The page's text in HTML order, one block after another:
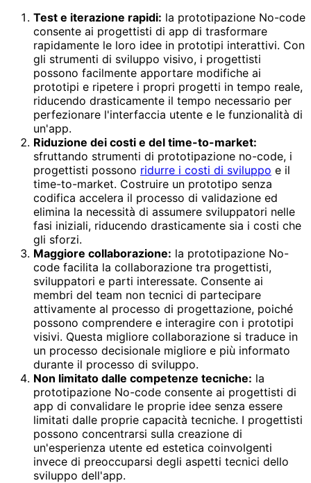
Test e iterazione rapidi: la prototipazione No-code
consente ai progettisti di app di trasformare
rapidamente le loro idee in prototipi interattivi. Con
gli strumenti di sviluppo visivo, i progettisti
possono facilmente apportare modifiche ai
prototipi e ripetere i propri progetti in tempo reale,
riducendo drasticamente il tempo necessario per
perfezionare l'interfaccia utente e le funzionalità di
un'app.
Riduzione dei costi e del time-to-market:
sfruttando strumenti di prototipazione no-code, i
progettisti possono ridurre i costi di sviluppo e il
time-to-market. Costruire un prototipo senza
codifica accelera il processo di validazione ed
elimina la necessità di assumere sviluppatori nelle
fasi iniziali, riducendo drasticamente sia i costi che
gli sforzi.
Maggiore collaborazione: la prototipazione No-
code facilita la collaborazione tra progettisti,
sviluppatori e parti interessate. Consente ai
membri del team non tecnici di partecipare
attivamente al processo di progettazione, poiché
possono comprendere e interagire con i prototipi
visivi. Questa migliore collaborazione si traduce in
un processo decisionale migliore e più informato
durante il processo di sviluppo.
Non limitato dalle competenze tecniche: la
prototipazione No-code consente ai progettisti di
app di convalidare le proprie idee senza essere
limitati dalle proprie capacità tecniche. I progettisti
possono concentrarsi sulla creazione di
un'esperienza utente ed estetica coinvolgenti
invece di preoccuparsi degli aspetti tecnici dello
sviluppo dell'app.